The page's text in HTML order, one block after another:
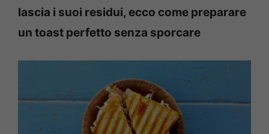
lascia i suoi residui, ecco come preparare
un toast perfetto senza sporcare